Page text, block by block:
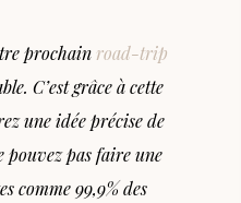
prochain road-trip
C’est grâce à cette
une idée précise de
pouvez pas faire une
comme 99,9% des